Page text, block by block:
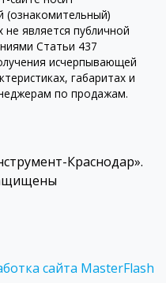
(ознакомительный)
не является публичной
Статьи 437
исчерпывающей
габаритах и
по продажам.
Краснодар».
сайта MasterFlash